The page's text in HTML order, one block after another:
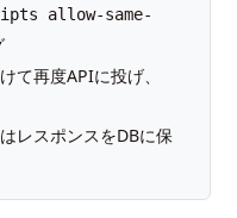
allow-same-
再度APIに投げ、
レスポンスをDBに保